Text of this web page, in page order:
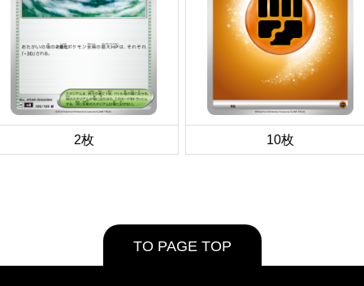
2枚 10枚
TO PAGE TOP